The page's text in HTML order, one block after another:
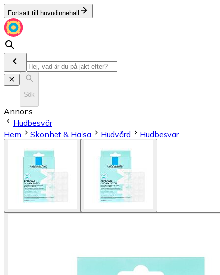
Fortsätt till huvudinnehåll
Sök
Annons
Hudbesvär
Hem
Skönhet & Hälsa Hudvård Hudbesvär